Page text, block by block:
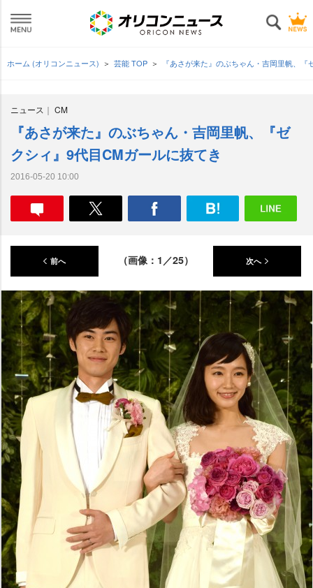
ホーム (オリコンニュース) 芸能 TOP 『あさが来た』のぶちゃん・吉岡里帆、
ニュース CM
『あさが来た』のぶちゃん・吉岡里帆、『ゼ
クシィ』9代目CMガールに抜てき
2016-05-20 10:00
前へ （画像：1／25） 次へ